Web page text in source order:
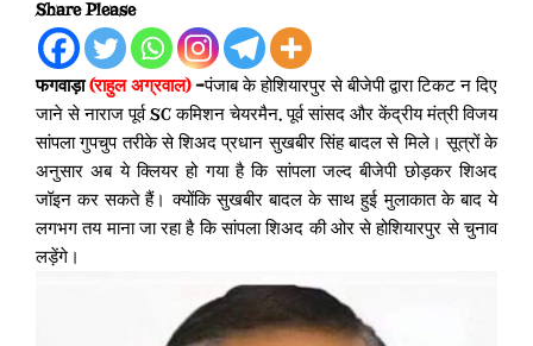
Share Please
फगवाड़ा(राहुल अग्रवाल)–पंजाब के होशियारपुर से बीजेपी द्वारा टिकट न दिए
जाने से नाराज पूर्व SC कमिशन चेयरमैन, पूर्व सांसद और केंद्रीय मंत्री विजय
सांपला गुपचुप तरीके से शिअद प्रधान सुखबीर सिंह बादल से मिले। सूत्रों के
अनुसार अब ये क्लियर हो गया है कि सांपला जल्द बीजेपी छोड़कर शिअद
जॉइन कर सकते हैं। क्योंकि सुखबीर बादल के साथ हुई मुलाकात के बाद ये
लगभग तय माना जा रहा है कि सांपला शिअद की ओर से होशियारपुर से चुनाव
लड़ेंगे।